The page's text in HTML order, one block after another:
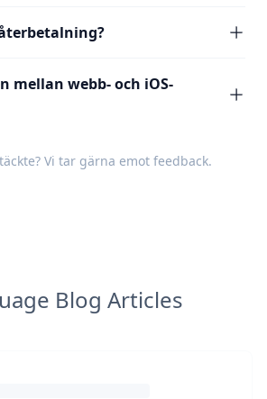
mellan webb- och iOS-
Vi tar gärna emot feedback.
Blog Articles